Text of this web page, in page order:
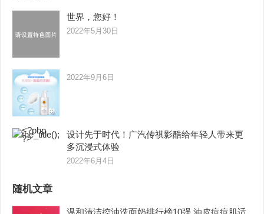
世界，您好！
2022年5月30日
2022年9月6日
设计先于时代！广汽传祺影酷给年轻人带来更
多沉浸式体验
2022年6月4日
随机文章
温和清洁控油洗面奶排行榜10强 油皮痘痘肌适